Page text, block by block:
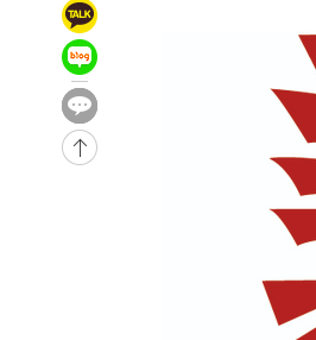
-23565초 전 >
-22971초 전 >
[속보]합참 "북, 동해상
-22367초 전 >
'낮 최고 39도' 불볕더
-22326초 전 >
[속보]7~9일 프로야구
-21988초 전 >
"韓 외환시장 개입 관측
'월드컵 탈락 후폭풍'
서울 낮 37.9도, 올여름
[속보]종합특검, 대검 추
[속보]코스닥, 800p 회
[속보]코스피, 301.88